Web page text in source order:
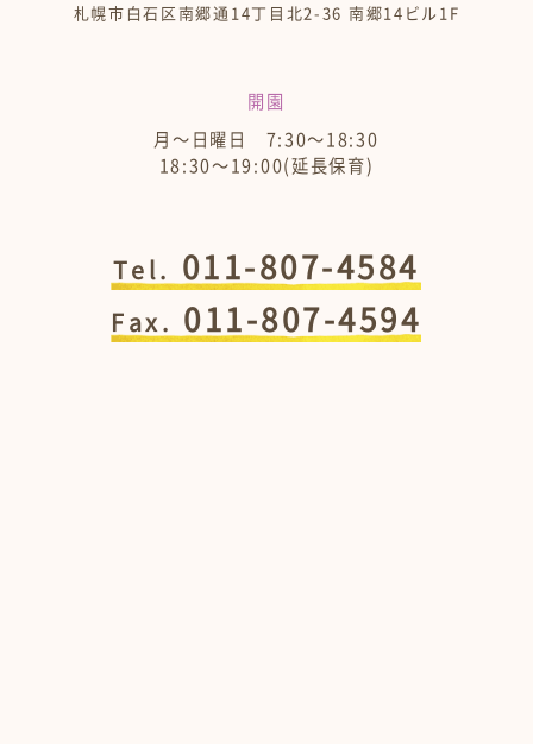
札幌市白石区南郷通14丁目北2-36 南郷14ビル1F
開園
月～日曜日 7:30～18:30
18:30～19:00(延長保育)
Tel. 011-807-4584
Fax. 011-807-4594